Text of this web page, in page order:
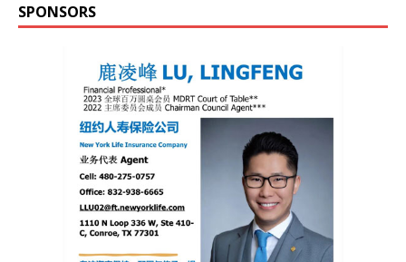
SPONSORS